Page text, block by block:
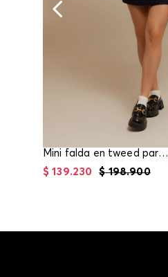
Mini falda en tweed para mujer
$ 198.900
$ 139.230